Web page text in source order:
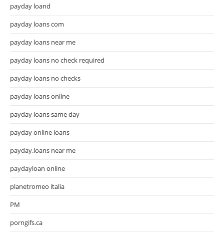
payday loand
payday loans com
payday loans near me
payday loans no check required
payday loans no checks
payday loans online
payday loans same day
payday online loans
payday.loans near me
paydayloan online
planetromeo italia
PM
porngifs.ca